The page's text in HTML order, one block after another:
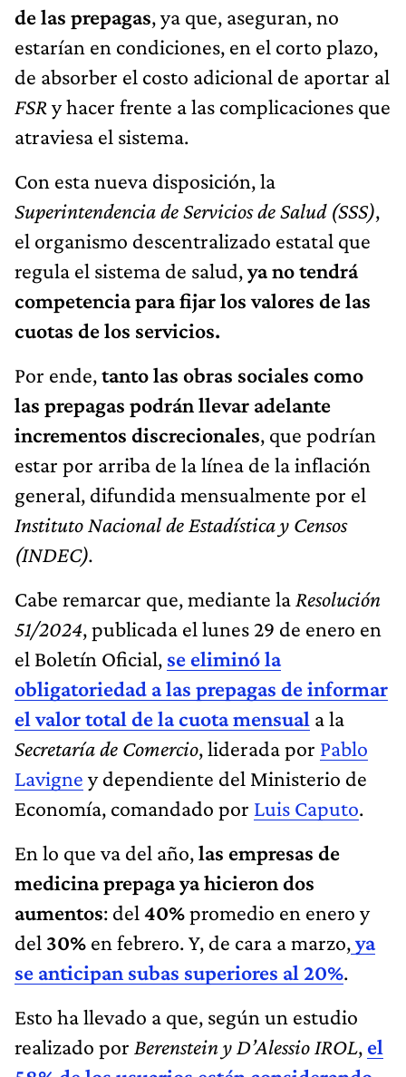
de las prepagas, ya que, aseguran, no
estarían en condiciones, en el corto plazo,
de absorber el costo adicional de aportar al
FSR y hacer frente a las complicaciones que
atraviesa el sistema.
Con esta nueva disposición, la
Superintendencia de Servicios de Salud (SSS),
el organismo descentralizado estatal que
regula el sistema de salud,ya no tendrá
competencia para fijar los valores de las
cuotas de los servicios.
Por ende,tanto las obras sociales como
las prepagas podrán llevar adelante
incrementos discrecionales, que podrían
estar por arriba de la línea de la inflación
general, difundida mensualmente por el
Instituto Nacional de Estadística y Censos
(INDEC).
Cabe remarcar que, mediante la Resolución
51/2024, publicada el lunes 29 de enero en
el Boletín Oficial, se eliminó la
obligatoriedad a las prepagas de informar
el valor total de la cuota mensual a la
Secretaría de Comercio, liderada por Pablo
Lavigne y dependiente del Ministerio de
Economía, comandado por Luis Caputo.
En lo que va del año,las empresas de
medicina prepaga ya hicieron dos
aumentos: del 40%promedio en enero y
del 30% en febrero. Y, de cara a marzo,ya
se anticipan subas superiores al 20%.
Esto ha llevado a que, según un estudio
realizado por Berenstein y D’Alessio IROL, el